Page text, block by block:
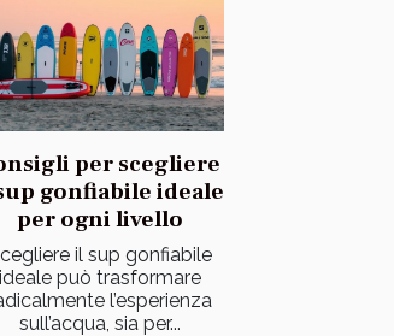
per scegliere
gonfiabile ideale
per ogni livello
il sup gonfiabile
ideale può trasformare
l’esperienza
sull’acqua, sia per...